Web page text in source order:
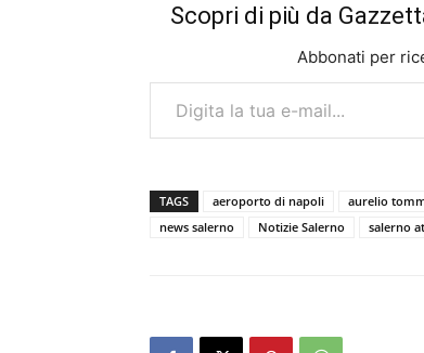
Scopri di più da
Abbonati per
Digita la tua e-mail...
TAGS aeroporto di napoli aurelio
news salerno
Notizie Salerno salerno